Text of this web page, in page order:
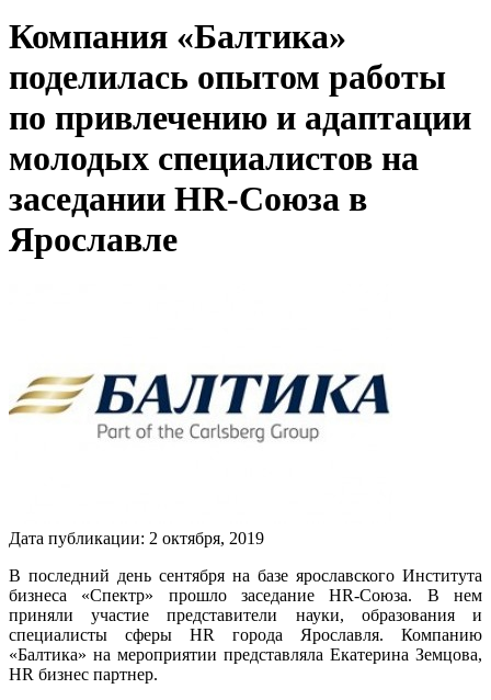
Компания «Балтика»
поделилась опытом работы
по привлечению и адаптации
молодых специалистов на
заседании HR-Cоюза в
Ярославле
Дата публикации: 2 октября, 2019
В последний день сентября на базе ярославского Института
бизнеса «Спектр» прошло заседание HR-Союза. В нем
приняли участие представители науки, образования и
специалисты сферы HR города Ярославля. Компанию
«Балтика» на мероприятии представляла Екатерина Земцова,
HR бизнес партнер.